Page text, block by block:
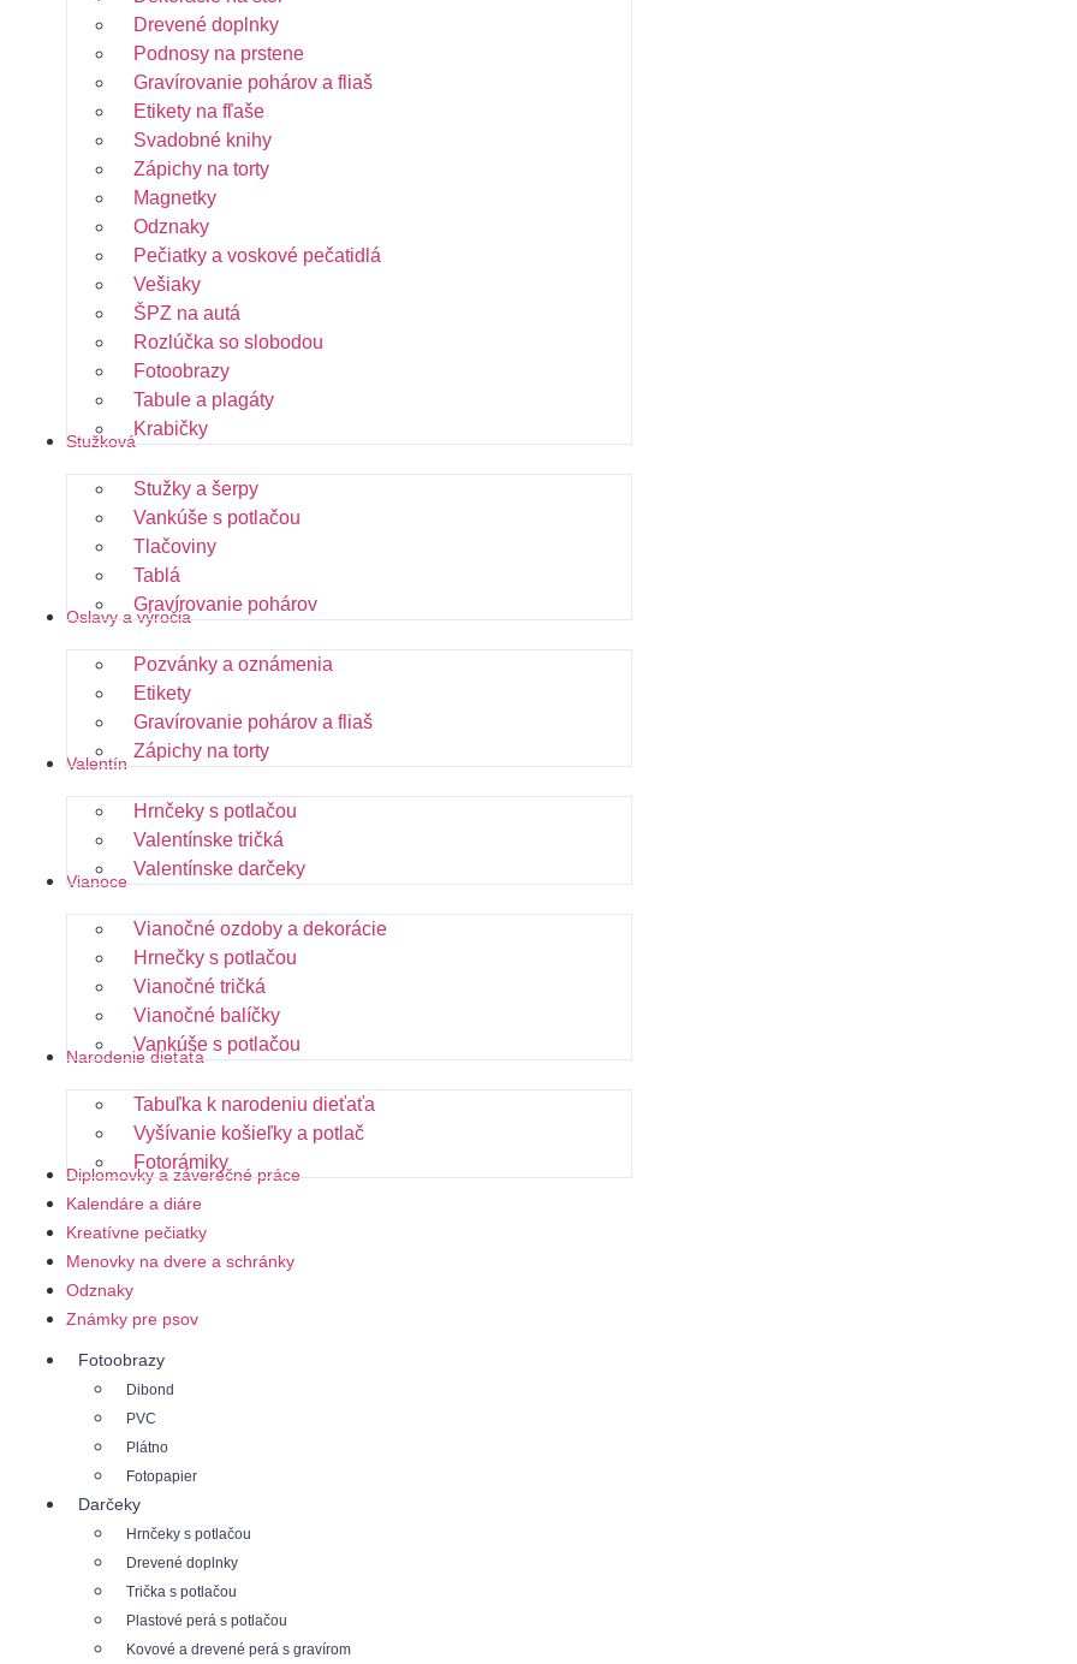
Drevené doplnky
Podnosy na prstene
Gravírovanie pohárov a fliaš
Etikety na fľaše
Svadobné knihy
Zápichy na torty
Magnetky
Odznaky
Pečiatky a voskové pečatidlá
Vešiaky
ŠPZ na autá
Rozlúčka so slobodou
Fotoobrazy
Tabule a plagáty
Krabičky
Stužková
Stužky a šerpy
Vankúše s potlačou
Tlačoviny
Tablá
Gravírovanie pohárov
Oslavy a výročia
Pozvánky a oznámenia
Etikety
Gravírovanie pohárov a fliaš
Zápichy na torty
Valentín
Hrnčeky s potlačou
Valentínske tričká
Valentínske darčeky
Vianoce
Vianočné ozdoby a dekorácie
Hrnečky s potlačou
Vianočné tričká
Vianočné balíčky
Vankúše s potlačou
Narodenie dieťaťa
Tabuľka k narodeniu dieťaťa
Vyšívanie košieľky a potlač
Fotorámiky
Diplomovky a záverečné práce
Kalendáre a diáre
Kreatívne pečiatky
Menovky na dvere a schránky
Odznaky
Známky pre psov
Fotoobrazy
Dibond
PVC
Plátno
Fotopapier
Darčeky
Hrnčeky s potlačou
Drevené doplnky
Trička s potlačou
Plastové perá s potlačou
Kovové a drevené perá s gravírom